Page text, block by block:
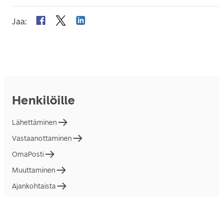
Jaa:
Henkilöille
Lähettäminen
Vastaanottaminen
OmaPosti
Muuttaminen
Ajankohtaista